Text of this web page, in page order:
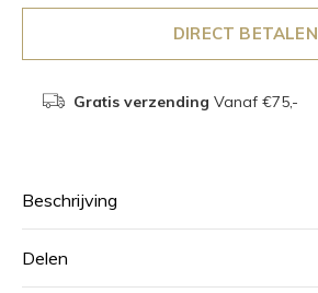
DIRECT BETALEN
Gratis verzending Vanaf €75,-
Beschrijving
Delen